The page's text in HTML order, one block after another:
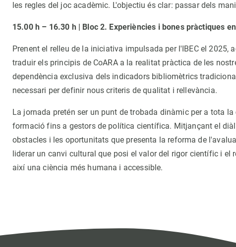
les regles del joc acadèmic. L'objectiu és clar: passar dels
15.00 h – 16.30 h | Bloc 2. Experiències i bones pràctiques
Prenent el relleu de la iniciativa impulsada per l'IBEC el
traduir els principis de CoARA a la realitat pràctica de les
dependència exclusiva dels indicadors bibliomètrics
necessari per definir nous criteris de qualitat i rellevància.
La jornada pretén ser un punt de trobada dinàmic per a tota
formació fins a gestors de política científica. Mitjançant el
obstacles i les oportunitats que presenta la reforma de
liderar un canvi cultural que posi el valor del rigor científic i
així una ciència més humana i accessible.